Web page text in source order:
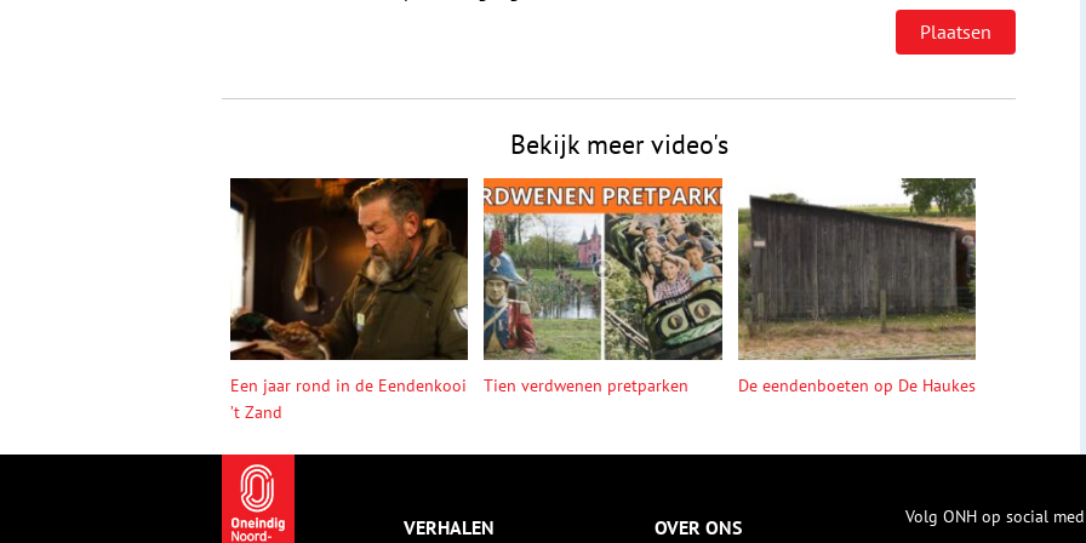
Bekijk meer video's
Een jaar rond in de Eendenkooi
’t Zand
Tien verdwenen pretparken De eendenboeten op De Haukes
VERHALEN OVER ONS Volg ONH op social